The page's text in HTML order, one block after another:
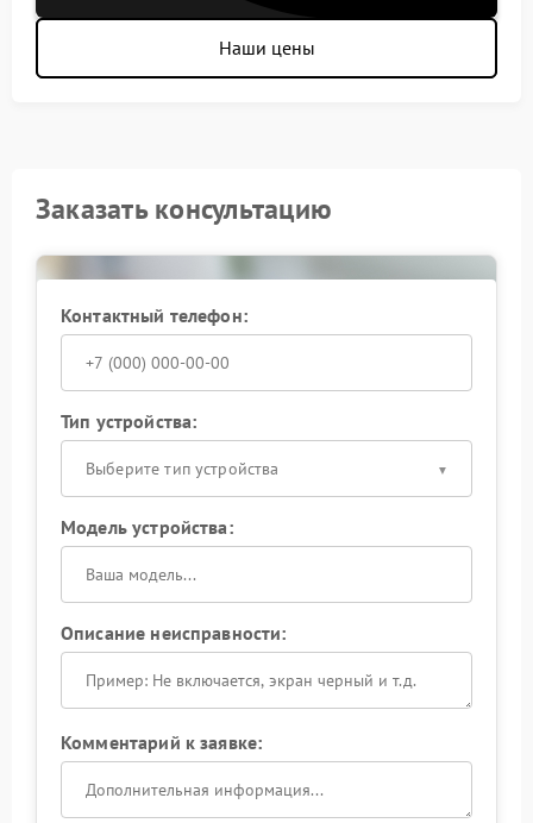
Наши цены
Заказать консультацию
Контактный телефон:
Тип устройства:
Выберите тип устройства
Модель устройства:
Описание неисправности:
Комментарий к заявке: